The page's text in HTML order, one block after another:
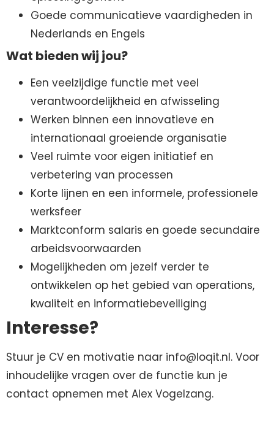
Goede communicatieve vaardigheden in
Nederlands en Engels
Wat bieden wij jou?
Een veelzijdige functie met veel
verantwoordelijkheid en afwisseling
Werken binnen een innovatieve en
internationaal groeiende organisatie
Veel ruimte voor eigen initiatief en
verbetering van processen
Korte lijnen en een informele, professionele
werksfeer
Marktconform salaris en goede secundaire
arbeidsvoorwaarden
Mogelijkheden om jezelf verder te
ontwikkelen op het gebied van operations,
kwaliteit en informatiebeveiliging
Interesse?
Stuur je CV en motivatie naar info@loqit.nl. Voor
inhoudelijke vragen over de functie kun je
contact opnemen met Alex Vogelzang.